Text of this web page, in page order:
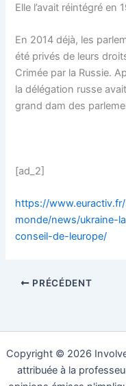
Elle l’avait réintégré en
En 2014 déjà, les
été privés de leurs
Crimée par la Russie.
la délégation russe
grand dam des
[ad_2]
https://
monde/news/ukraine-
conseil-de-leurope/
PRÉCÉDENT
Copyright © 2026
attribuée à la